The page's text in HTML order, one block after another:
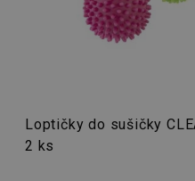
Loptičky do sušičky
2 ks